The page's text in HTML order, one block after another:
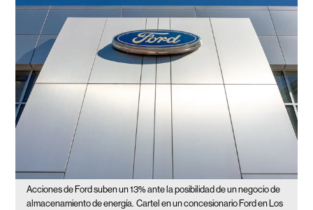
Acciones de Ford suben un 13% ante la posibilidad de un negocio de
almacenamiento de energía. Cartel en un concesionario Ford en Los